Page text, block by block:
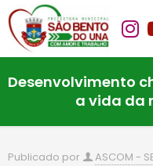
Desenvolvimento
a vida da
Publicado por ASCOM -